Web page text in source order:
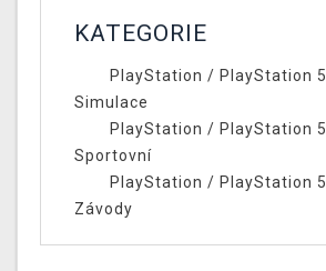
KATEGORIE
PlayStation / PlayStation 5
Simulace
PlayStation / PlayStation 5
Sportovní
PlayStation / PlayStation 5
Závody